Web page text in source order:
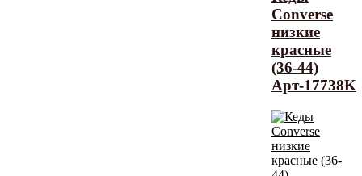
Converse
низкие
красные
(36-44)
Арт-17738K